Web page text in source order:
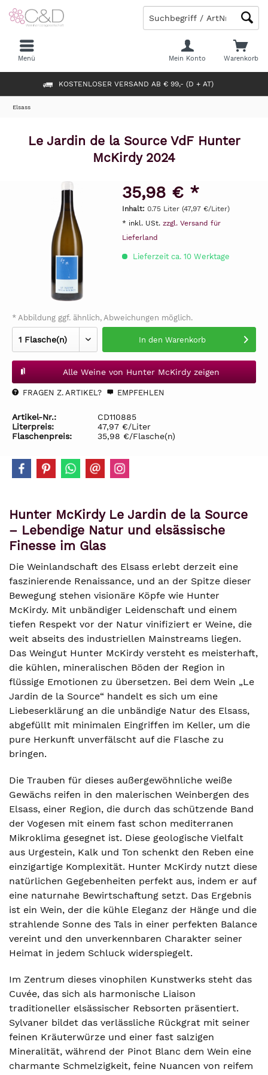
KOSTENLOSER VERSAND AB € 99,- (D + AT)
Warenkorb
Mein Konto
Menü
Elsass
Le Jardin de la Source VdF Hunter
McKirdy 2024
35,98 € *
Inhalt: 0.75 Liter (47,97 €/Liter)
* inkl. USt. zzgl. Versand für
Lieferland
Lieferzeit ca. 10 Werktage
* Abbildung ggf. ähnlich, Abweichungen möglich.
In den Warenkorb
Alle Weine von Hunter McKirdy zeigen
FRAGEN Z. ARTIKEL? EMPFEHLEN
Artikel-Nr.:
CD110885
Literpreis:
47,97 €/Liter
Flaschenpreis:
35,98 €/Flasche(n)
Hunter McKirdy Le Jardin de la Source
– Lebendige Natur und elsässische
Finesse im Glas
Die Weinlandschaft des Elsass erlebt derzeit eine
faszinierende Renaissance, und an der Spitze dieser
Bewegung stehen visionäre Köpfe wie Hunter
McKirdy. Mit unbändiger Leidenschaft und einem
tiefen Respekt vor der Natur vinifiziert er Weine, die
weit abseits des industriellen Mainstreams liegen.
Das Weingut Hunter McKirdy versteht es meisterhaft,
die kühlen, mineralischen Böden der Region in
flüssige Emotionen zu übersetzen. Bei dem Wein „Le
Jardin de la Source“ handelt es sich um eine
Liebeserklärung an die unbändige Natur des Elsass,
abgefüllt mit minimalen Eingriffen im Keller, um die
pure Herkunft unverfälscht auf die Flasche zu
bringen.
Die Trauben für dieses außergewöhnliche weiße
Gewächs reifen in den malerischen Weinbergen des
Elsass, einer Region, die durch das schützende Band
der Vogesen mit einem fast schon mediterranen
Mikroklima gesegnet ist. Diese geologische Vielfalt
aus Urgestein, Kalk und Ton schenkt den Reben eine
einzigartige Komplexität. Hunter McKirdy nutzt diese
natürlichen Gegebenheiten perfekt aus, indem er auf
eine naturnahe Bewirtschaftung setzt. Das Ergebnis
ist ein Wein, der die kühle Eleganz der Hänge und die
strahlende Sonne des Tals in einer perfekten Balance
vereint und den unverkennbaren Charakter seiner
Heimat in jedem Schluck widerspiegelt.
Im Zentrum dieses vinophilen Kunstwerks steht das
Cuvée, das sich als harmonische Liaison
traditioneller elsässischer Rebsorten präsentiert.
Sylvaner bildet das verlässliche Rückgrat mit seiner
feinen Kräuterwürze und einer fast salzigen
Mineralität, während der Pinot Blanc dem Wein eine
charmante Schmelzigkeit, feine Nuancen von reifem